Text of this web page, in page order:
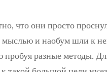
что они просто
мыслью и наобум шли к
разные методы.